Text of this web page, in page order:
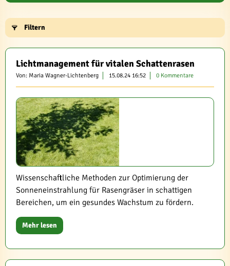
Filtern
Lichtmanagement für vitalen Schattenrasen
Von: Maria Wagner-Lichtenberg 15.08.24 16:52 0 Kommentare
Wissenschaftliche Methoden zur Optimierung der
Sonneneinstrahlung für Rasengräser in schattigen
Bereichen, um ein gesundes Wachstum zu fördern.
Mehr lesen